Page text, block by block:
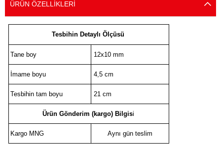
ÜRÜN ÖZELLIKLERI
Tesbihin Detaylı Ölçüsü
Tane boy 12x10 mm
İmame boyu 4,5 cm
Tesbihin tam boyu 21 cm
Ürün Gönderim (kargo) Bilgisi
Kargo MNG Aynı gün teslim